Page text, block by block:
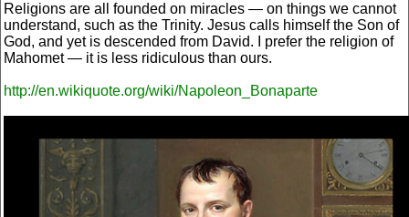
Religions are all founded on miracles — on things we cannot
understand, such as the Trinity. Jesus calls himself the Son of
God, and yet is descended from David. I prefer the religion of
Mahomet — it is less ridiculous than ours.
http://en.wikiquote.org/wiki/Napoleon_Bonaparte